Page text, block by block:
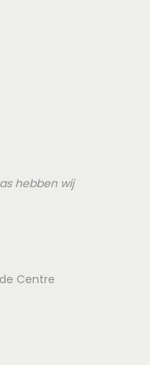
hebben wij
Centre